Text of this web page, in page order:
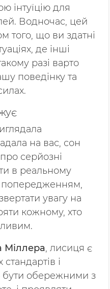
інтуїцію для
Водночас, цей
того, що ви здатні
де інші
разі варто
поведінку та
на вас, сон
серйозні
в реальному
попередженням,
увагу на
кожному, хто
Міллера, лисиця є
і
бути обережними з